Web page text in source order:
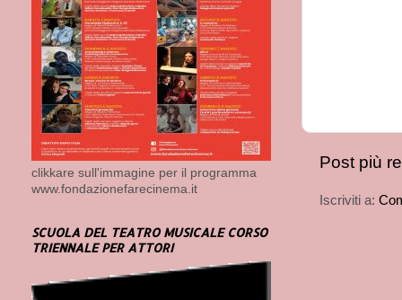
Post più
Iscriviti a:
clikkare sull'immagine per il programma
www.fondazionefarecinema.it
SCUOLA DEL TEATRO MUSICALE CORSO
TRIENNALE PER ATTORI